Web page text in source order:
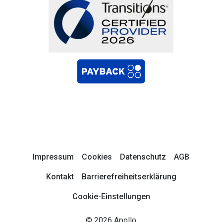
Impressum Cookies Datenschutz AGB
Kontakt Barrierefreiheitserklärung
Cookie-Einstellungen